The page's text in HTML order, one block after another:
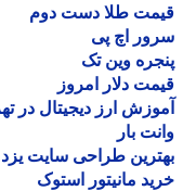
طلا دست دوم
اچ پی
وین تک
دلار امروز
ارز دیجیتال در تهران
بار
طراحی سایت یزد
مانیتور استوک